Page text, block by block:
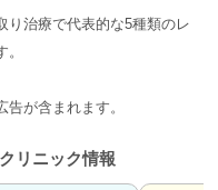
治療で代表的な5種類のレ
が含まれます。
リニック情報